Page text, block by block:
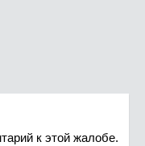
к этой жалобе.